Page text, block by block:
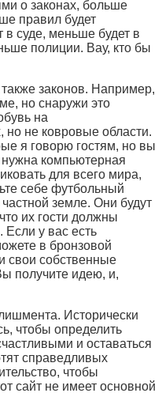
о законах, больше
правил будет
суде, меньше будет в
полиции. Вау, кто бы
законов. Например,
но снаружи это
на
но не ковровые области.
я говорю гостям, но вы
компьютерная
для всего мира,
себе футбольный
земле. Они будут
их гости должны
Если у вас есть
в бронзовой
свои собственные
получите идею, и,
Исторически
чтобы определить
и оставаться
справедливых
чтобы
сайт не имеет основной